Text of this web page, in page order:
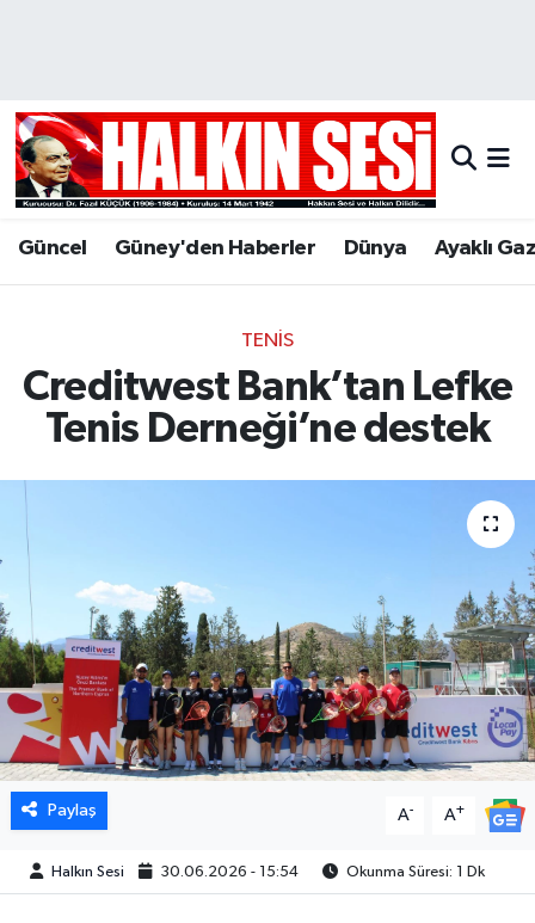
Güncel Güney'den Haberler Dünya Ayaklı
TENIS
Creditwest Bank’tan Lefke
Tenis Derneği’ne destek
Paylaş A- A+
Halkın Sesi 30.06.2026 - 15:54 Okunma Süresi: 1 Dk
Hava Durumu
Trafik Durumu
Son Dakika Haberleri